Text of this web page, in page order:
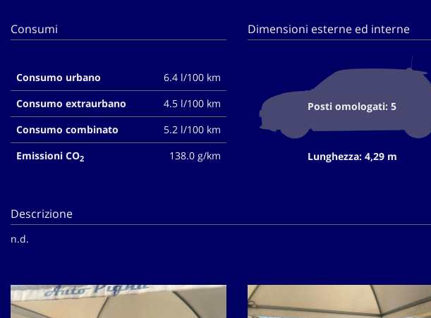
Consumi
Consumo urbano
6.4 l/100 km
Consumo extraurbano
4.5 l/100 km
Consumo combinato
5.2 l/100 km
Emissioni CO2 138.0 g/km
Dimensioni esterne ed interne
Posti omologati: 5
Lunghezza: 4,29 m
Descrizione
n.d.
momento.
Cookie necessari
Cookie di marketing